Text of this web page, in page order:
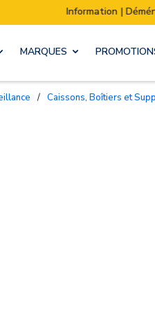
de notre stock :
MARQUES
/ Caissons, Boîtiers et